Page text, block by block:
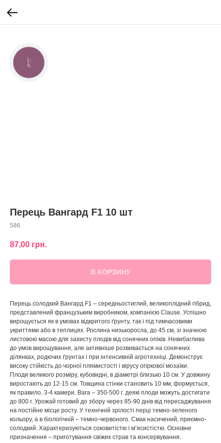
Перець Вангард F1 10 шт
586
87,00 грн.
В КОРЗИНУ
Перець солодкий Вангард F1 – середньостиглий, великоплідний гібрид,
представлений французьким виробником, компанією Clause. Успішно
вирощується як в умовах відкритого ґрунту, так і під тимчасовими
укриттями або в теплицях. Рослина низькоросла, до 45 см, зі значною
листовою масою для захисту плодів від сонячних опіків. Невибаглива
до умов вирощування, але активніше розвивається на сонячних
ділянках, родючих ґрунтах і при інтенсивній агротехніці. Демонструє
високу стійкість до чорної плямистості і вірусу огіркової мозаїки.
Плоди великого розміру, кубовидні, в діаметрі близько 10 см. У довжину
виростають до 12-15 см. Товщина стінки становить 10 мм, формується,
як правило, 3-4 камери. Вага – 350-500 г. деякі плоди можуть достигати
до 800 г. Урожай готовий до збору через 85-90 днів від пересаджування
на постійне місце росту. У технічній зрілості перці темно-зеленого
кольору, а в біологічній – темно-червоного. Смак насичений, приємно-
солодкий. Характеризуються соковитістю і м’ясистістю. Основне
призначення – приготування свіжих страв та консервування.
КНОПКА
ЗВ'ЯЗКУ